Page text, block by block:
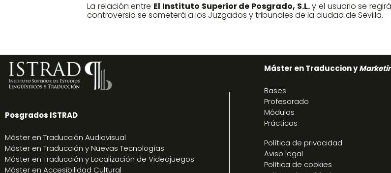
La relación entre El Instituto Superior de Posgrado, S.L.y el usuario se
controversia se someterá a los Juzgados y tribunales de la ciudad de Sevilla.
Posgrados ISTRAD
Máster en Traducción Audiovisual
Máster en Traducción y Nuevas Tecnologías
Máster en Traducción y Localización de Videojuegos
Máster en Accesibilidad Cultural
Máster en Traduccion y
Bases
Profesorado
Módulos
Prácticas
Política de privacidad
Aviso legal
Política de cookies